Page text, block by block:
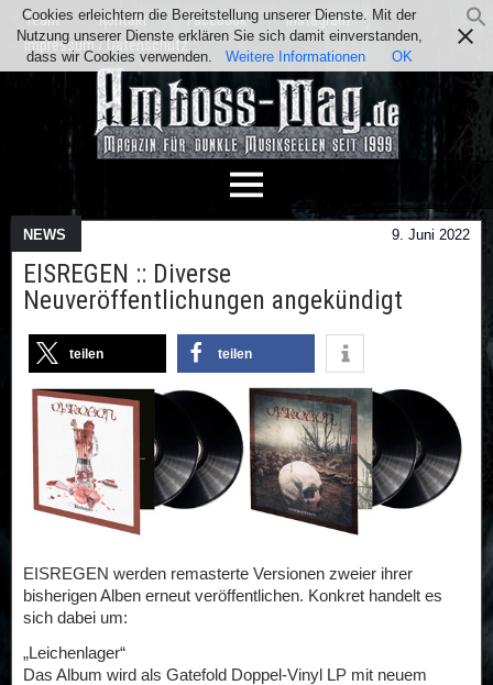
Team Kontakt Facebook
Instagram
Impressum / Datenschutz
NEWS 9. Juni 2022
EISREGEN :: Diverse
Neuveröffentlichungen angekündigt
teilen teilen
EISREGEN werden remasterte Versionen zweier ihrer
bisherigen Alben erneut veröffentlichen. Konkret handelt es
sich dabei um:
„Leichenlager“
Das Album wird als Gatefold Doppel-Vinyl LP mit neuem
Cookies erleichtern die Bereitstellung unserer Dienste. Mit der
Nutzung unserer Dienste erklären Sie sich damit einverstanden,
dass wir Cookies verwenden.
Weitere Informationen OK